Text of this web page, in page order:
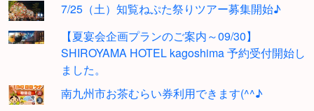
7/25（土）知覧ねぷた祭りツアー募集開始♪
【夏宴会企画プランのご案内～09/30】
SHIROYAMA HOTEL kagoshima 予約受付開始し
ました。
南九州市お茶むらい券利用できます(^^♪